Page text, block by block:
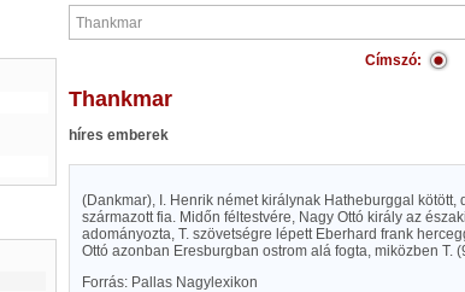
Címszó:
Thankmar
híres emberek
(Dankmar), I. Henrik német királynak Hatheburggal
származott fia. Midőn féltestvére, Nagy Ottó király az
adományozta, T. szövetségre lépett Eberhard frank
Ottó azonban Eresburgban ostrom alá fogta, miközben
Forrás: Pallas Nagylexikon